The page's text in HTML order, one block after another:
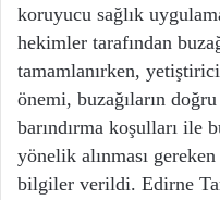
koruyucu sağlık
hekimler tarafından
tamamlanırken,
önemi, buzağıların
barındırma koşulları ile
yönelik alınması
bilgiler verildi. Edirne